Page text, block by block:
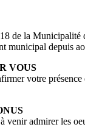
de la Municipalité
municipal depuis
VOUS
votre
venir admirer les